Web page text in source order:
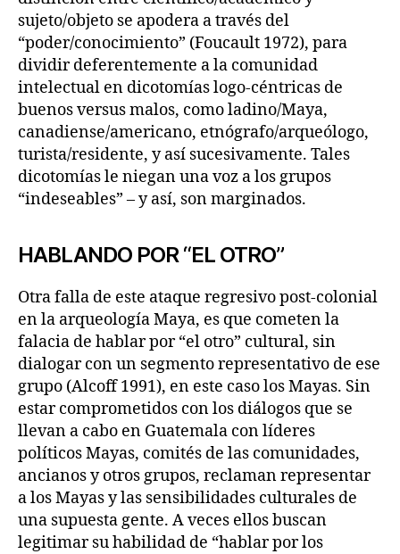
sujeto/objeto se apodera a través del
“poder/conocimiento” (Foucault 1972), para
dividir deferentemente a la comunidad
intelectual en dicotomías logo-céntricas de
buenos versus malos, como ladino/Maya,
canadiense/americano, etnógrafo/arqueólogo,
turista/residente, y así sucesivamente. Tales
dicotomías le niegan una voz a los grupos
“indeseables” – y así, son marginados.
HABLANDO POR “EL OTRO”
Otra falla de este ataque regresivo post-colonial
en la arqueología Maya, es que cometen la
falacia de hablar por “el otro” cultural, sin
dialogar con un segmento representativo de ese
grupo (Alcoff 1991), en este caso los Mayas. Sin
estar comprometidos con los diálogos que se
llevan a cabo en Guatemala con líderes
políticos Mayas, comités de las comunidades,
ancianos y otros grupos, reclaman representar
a los Mayas y las sensibilidades culturales de
una supuesta gente. A veces ellos buscan
legitimar su habilidad de “hablar por los